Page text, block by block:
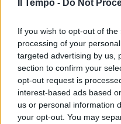
Il Tempo - Do Not
If you wish to opt-out of
processing of your
targeted advertising by us,
section to confirm your
opt-out request is
interest-based ads based
us or personal information
your opt-out. You may
PRIMA DI DOMANI
"Iporcisia. La pace
Ucraina, Cerno
Cappellini da
21/03/2024